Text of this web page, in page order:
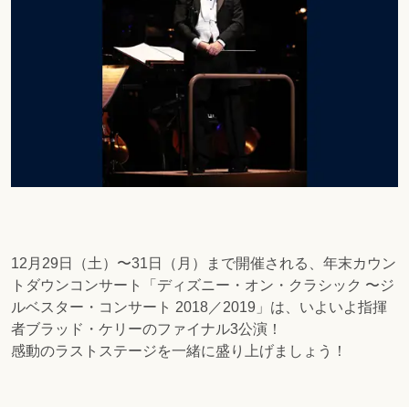
12月29日（土）〜31日（月）まで開催される、年末カウン
トダウンコンサート「ディズニー・オン・クラシック 〜ジ
ルベスター・コンサート 2018／2019」は、いよいよ指揮
者ブラッド・ケリーのファイナル3公演！
感動のラストステージを一緒に盛り上げましょう！